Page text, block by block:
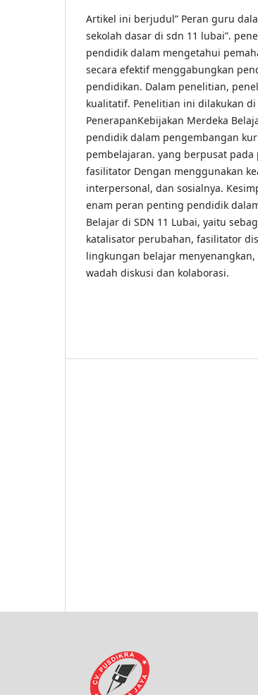
Artikel ini berjudul” Peran guru
sekolah dasar di sdn 11 lubai”.
pendidik dalam mengetahui
secara efektif menggabungkan
pendidikan. Dalam penelitian,
kualitatif. Penelitian ini dilakukan
PenerapanKebijakan Merdeka
pendidik dalam pengembangan
pembelajaran. yang berpusat
fasilitator Dengan menggunakan
interpersonal, dan sosialnya.
enam peran penting pendidik
Belajar di SDN 11 Lubai, yaitu
katalisator perubahan, fasilitator
lingkungan belajar
wadah diskusi dan kolaborasi.